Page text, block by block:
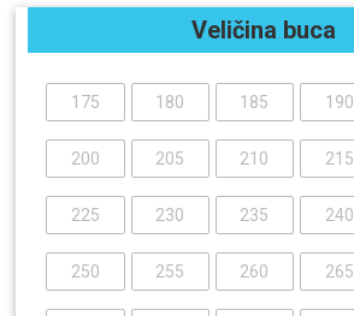
Veličina buca
175 180 185 190
200 205 210 215
225 230 235 240
250 255 260 265